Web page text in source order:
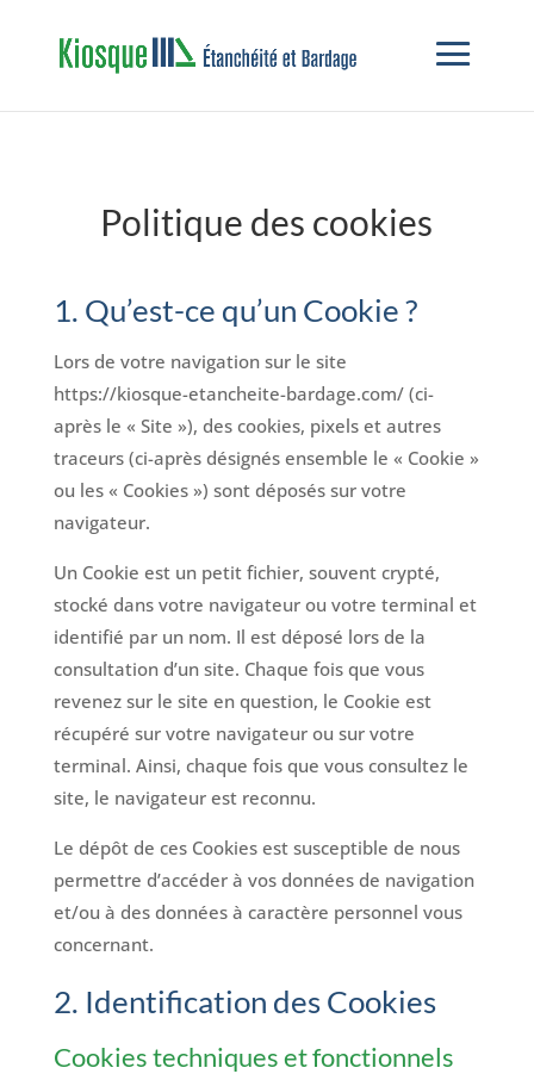
Politique des cookies
1. Qu’est-ce qu’un Cookie ?
Lors de votre navigation sur le site
https://kiosque-etancheite-bardage.com/ (ci-
après le « Site »), des cookies, pixels et autres
traceurs (ci-après désignés ensemble le « Cookie »
ou les « Cookies ») sont déposés sur votre
navigateur.
Un Cookie est un petit fichier, souvent crypté,
stocké dans votre navigateur ou votre terminal et
identifié par un nom. Il est déposé lors de la
consultation d’un site. Chaque fois que vous
revenez sur le site en question, le Cookie est
récupéré sur votre navigateur ou sur votre
terminal. Ainsi, chaque fois que vous consultez le
site, le navigateur est reconnu.
Le dépôt de ces Cookies est susceptible de nous
permettre d’accéder à vos données de navigation
et/ou à des données à caractère personnel vous
concernant.
2. Identification des Cookies
Cookies techniques et fonctionnels